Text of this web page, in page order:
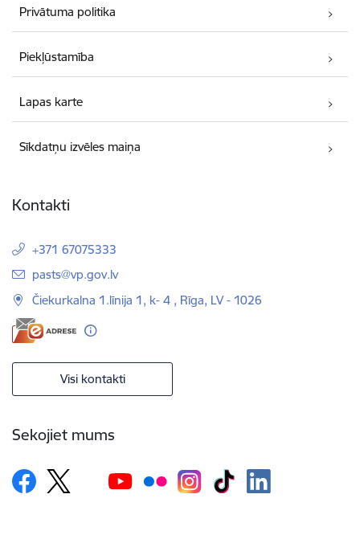
Privātuma politika
Piekļūstamība
Lapas karte
Sīkdatņu izvēles maiņa
Kontakti
+371 67075333
E-pasts:
pasts@vp.gov.lv
Čiekurkalna 1.līnija 1, k- 4 , Rīga, LV - 1026
Visi kontakti
Sekojiet mums